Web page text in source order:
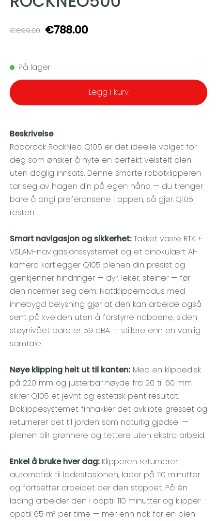
€899.00 €788.00
På lager
Legg i kurv
Beskrivelse
Roborock RockNeo Q105 er det ideelle valget for
deg som ønsker å nyte en perfekt velstelt plen
uten daglig innsats. Denne smarte robotklipperen
tar seg av hagen din på egen hånd — du trenger
bare å angi preferansene i appen, så gjør Q105
resten.
Smart navigasjon og sikkerhet:Takket være RTK +
VSLAM-navigasjonssystemet og et binokulært AI-
kamera kartlegger Q105 plenen din presist og
gjenkjenner hindringer — dyr, leker, steiner — før
den nærmer seg dem. Nattklippemodus med
innebygd belysning gjør at den kan arbeide også
sent på kvelden uten å forstyrre naboene, siden
støynivået bare er 59 dBA — stillere enn en vanlig
samtale.
Nøye klipping helt ut til kanten: Med en klippedisk
på 220 mm og justerbar høyde fra 20 til 60 mm
sikrer Q105 et jevnt og estetisk pent resultat.
Bioklippesystemet finhakker det avklipte gresset og
returnerer det til jorden som naturlig gjødsel —
plenen blir grønnere og tettere uten ekstra arbeid.
Enkel å bruke hver dag: Klipperen returnerer
automatisk til ladestasjonen, lader på 110 minutter
og fortsetter arbeidet der den stoppet. På én
lading arbeider den i opptil 110 minutter og klipper
opptil 65 m² per time — mer enn nok for en plen